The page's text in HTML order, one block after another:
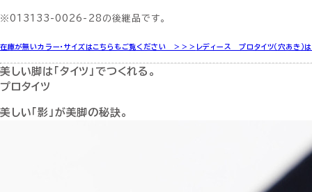
※013133-0026-28の後継品です。
在庫が無いカラー・サイズはこちらもご覧ください ＞＞＞ レディース プロタイツ（穴あき
美しい脚は「タイツ」でつくれる。
プロタイツ
美しい「影」が美脚の秘訣。